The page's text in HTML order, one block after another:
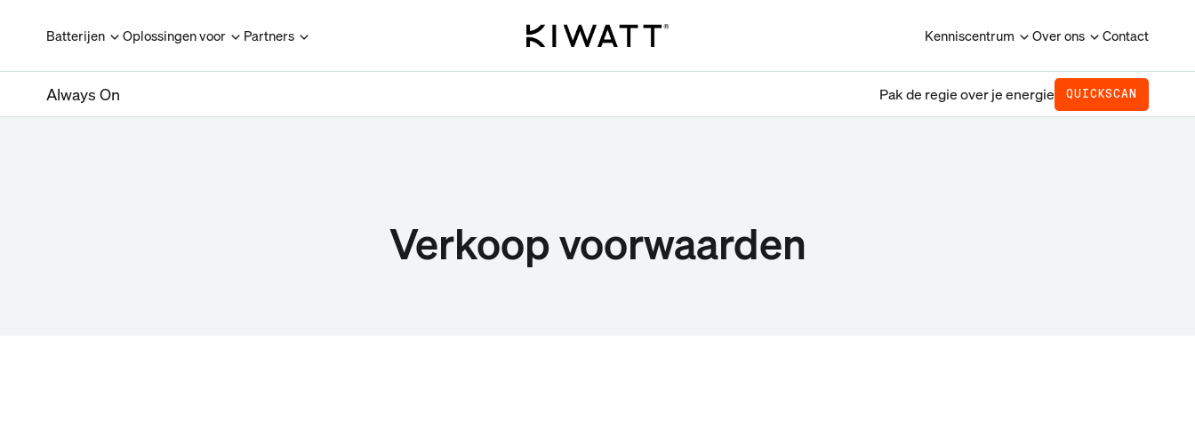
Batterijen Oplossingen voor Partners Kenniscentrum Over ons Contact
Always On Pak de regie over je energie QUICKSCAN
Verkoop voorwaarden